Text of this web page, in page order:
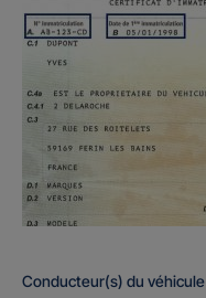
Conducteur(s) du véhicule